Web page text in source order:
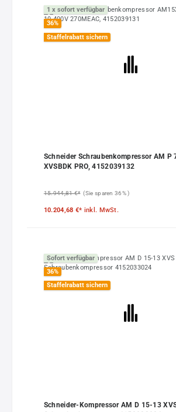
1 x sofort verfügbar
36%
Staffelrabatt sichern
Schneider Schraubenkompressor AM P
XVSBDK PRO, 4152039132
15.944,81 €* (Sie sparen 36% )
10.204,68 €* inkl. MwSt.
Sofort verfügbar
36%
Staffelrabatt sichern
Schneider-Kompressor AM D 15-13